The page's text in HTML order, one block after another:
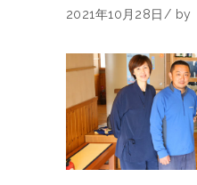
2021年10月28日 by